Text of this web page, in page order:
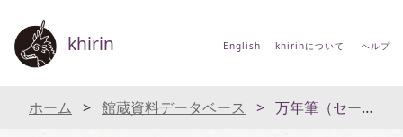
khirin English khirinについて ヘルプ
ホーム 館蔵資料データベース 万年筆（セーラー）